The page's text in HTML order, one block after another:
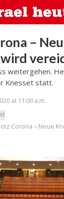
–
weitergehen.
Knesset statt.
at 11:00 a.m.
Corona – Neue